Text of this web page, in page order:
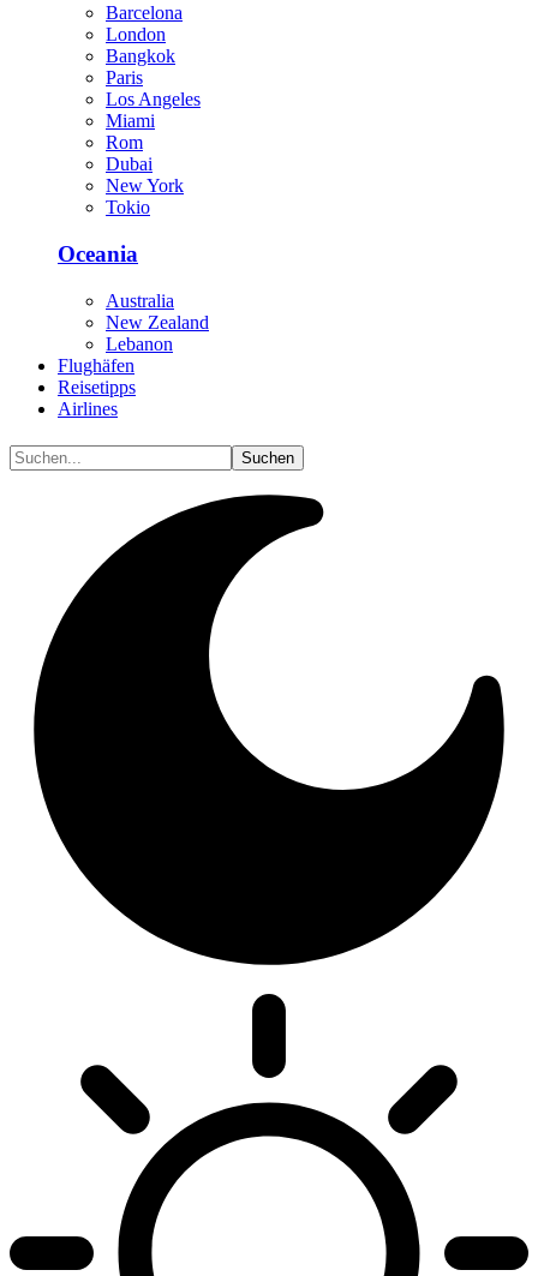
Barcelona
London
Bangkok
Paris
Los Angeles
Miami
Rom
Dubai
New York
Tokio
Oceania
Australia
New Zealand
Lebanon
Flughäfen
Reisetipps
Airlines